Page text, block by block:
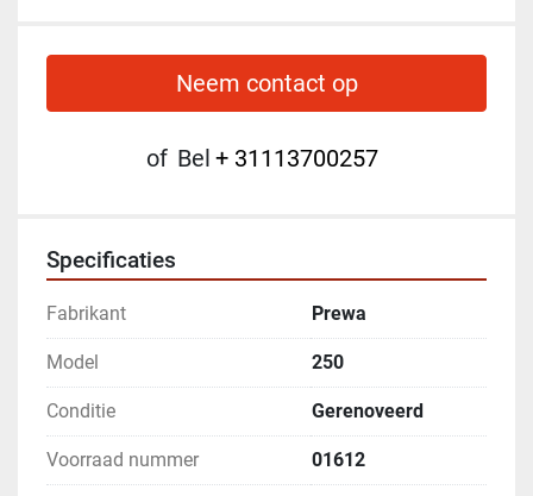
Neem contact op
of Bel + 31113700257
Specificaties
Fabrikant Prewa
Model 250
Conditie Gerenoveerd
Voorraad nummer 01612